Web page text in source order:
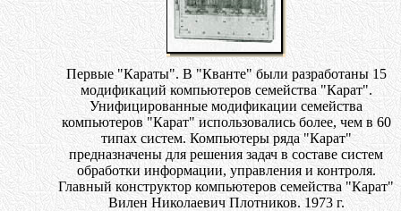
Первые "Караты". В "Кванте" были разработаны 15
модификаций компьютеров семейства "Карат".
Унифицированные модификации семейства
компьютеров "Карат" использовались более, чем в 60
типах систем. Компьютеры ряда "Карат"
предназначены для решения задач в составе систем
обработки информации, управления и контроля.
Главный конструктор компьютеров семейства "Карат"
Вилен Николаевич Плотников. 1973 г.